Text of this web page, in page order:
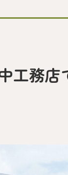
工務店